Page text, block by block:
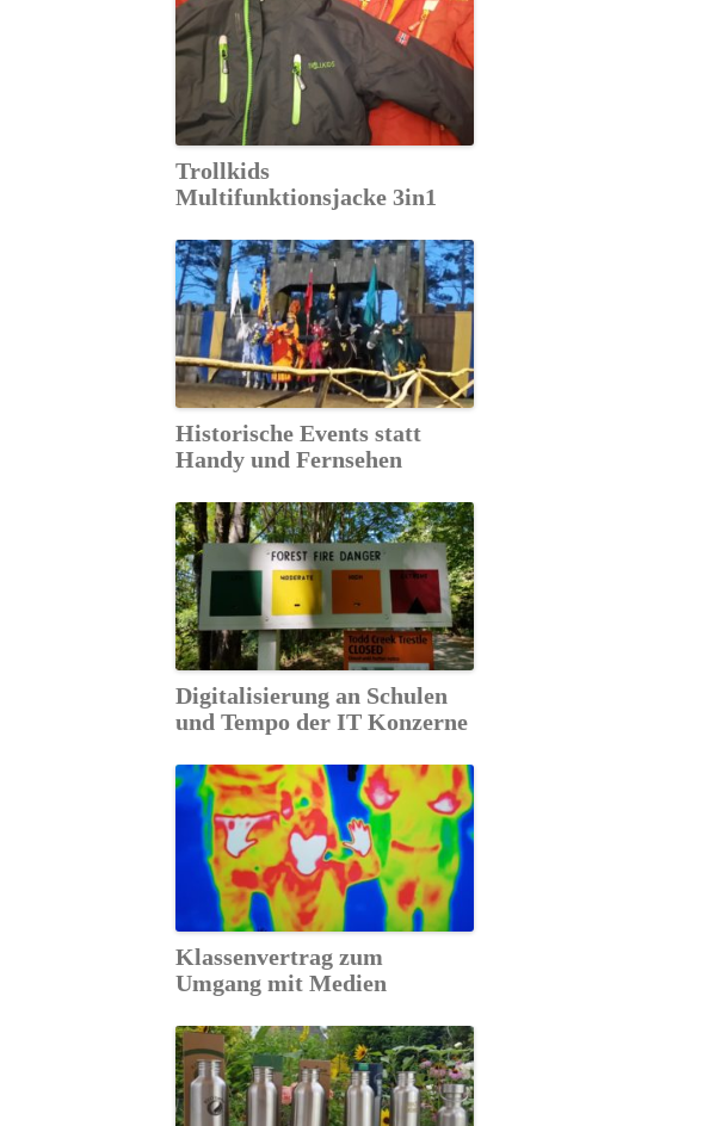
Trollkids
Multifunktionsjacke 3in1
Historische Events statt
Handy und Fernsehen
Digitalisierung an Schulen
und Tempo der IT Konzerne
Klassenvertrag zum
Umgang mit Medien